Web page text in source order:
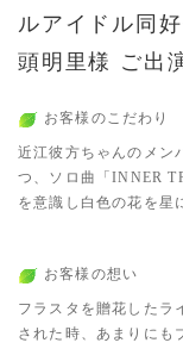
ルアイドル同
頭明里様 ご出
お客様のこだわり
近江彼方ちゃんのメン
つ、ソロ曲「INNER
を意識し白色の花を星
お客様の想い
フラスタを贈花したラ
された時、あまりにも